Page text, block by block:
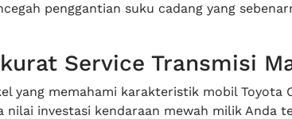
penggantian suku cadang yang
Service Transmisi
yang memahami karakteristik mobil Toyota
nilai investasi kendaraan mewah milik Anda